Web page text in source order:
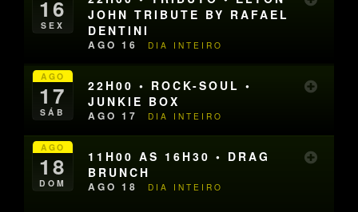
16
SEX
JOHN TRIBUTE BY RAFAEL
DENTINI
AGO 16 DIA INTEIRO
AGO
17
SÁB
22H00 • ROCK-SOUL •
JUNKIE BOX
AGO 17 DIA INTEIRO
AGO
18
DOM
11H00 AS 16H30 • DRAG
BRUNCH
AGO 18 DIA INTEIRO